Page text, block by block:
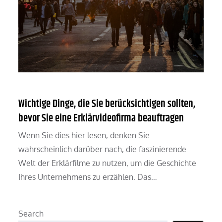
Wichtige Dinge, die Sie berücksichtigen sollten,
bevor Sie eine Erklärvideofirma beauftragen
Wenn Sie dies hier lesen, denken Sie
wahrscheinlich darüber nach, die faszinierende
Welt der Erklärfilme zu nutzen, um die Geschichte
Ihres Unternehmens zu erzählen. Das…
Search